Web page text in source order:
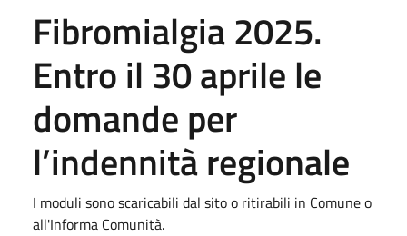
Fibromialgia 2025.
Entro il 30 aprile le
domande per
l’indennità regionale
I moduli sono scaricabili dal sito o ritirabili in Comune o
all'Informa Comunità.